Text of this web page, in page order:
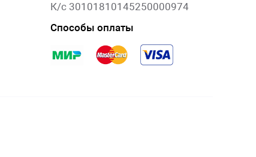
К/с 30101810145250000974
Способы оплаты